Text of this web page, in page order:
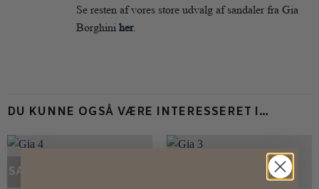
Se resten af vores store udvalg af sandaler fra Gia
Borghini her.
DU KUNNE OGSÅ VÆRE INTERESSERET I…
SALE